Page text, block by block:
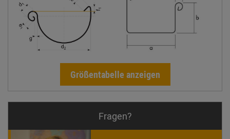
Größentabelle anzeigen
Fragen?